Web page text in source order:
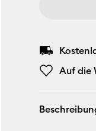
Auf die